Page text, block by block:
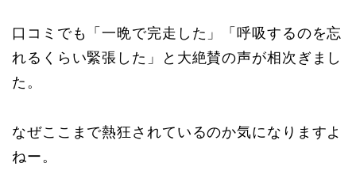
口コミでも「一晩で完走した」「呼吸するのを忘
れるくらい緊張した」と大絶賛の声が相次ぎまし
た。
なぜここまで熱狂されているのか気になりますよ
ねー。